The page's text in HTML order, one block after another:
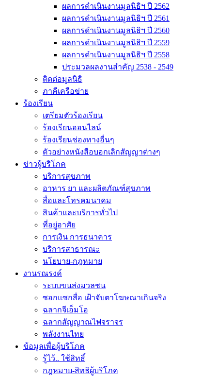
ผลการดำเนินงานมูลนิธิฯ ปี 2562
ผลการดำเนินงานมูลนิธิฯ ปี 2561
ผลการดำเนินงานมูลนิธิฯ ปี 2560
ผลการดำเนินงานมูลนิธิฯ ปี 2559
ผลการดำเนินงานมูลนิธิฯ ปี 2558
ประมวลผลงานสำคัญ 2538 - 2549
ติดต่อมูลนิธิ
ภาคีเครือข่าย
ร้องเรียน
เตรียมตัวร้องเรียน
ร้องเรียนออนไลน์
ร้องเรียนช่องทางอื่นๆ
ตัวอย่างหนังสือบอกเลิกสัญญาต่างๆ
ข่าวผู้บริโภค
บริการสุขภาพ
อาหาร ยา และผลิตภัณฑ์สุขภาพ
สื่อและโทรคมนาคม
สินค้าและบริการทั่วไป
ที่อยู่อาศัย
การเงิน การธนาคาร
บริการสาธารณะ
นโยบาย-กฎหมาย
งานรณรงค์
ระบบขนส่งมวลชน
ซอกแซกสื่อ เฝ้าจับตาโฆษณาเกินจริง
ฉลากจีเอ็มโอ
ฉลากสัญญาณไฟจราจร
พลังงานไทย
ข้อมูลเพื่อผู้บริโภค
รู้ไว้.. ใช้สิทธิ์
กฎหมาย-สิทธิผู้บริโภค